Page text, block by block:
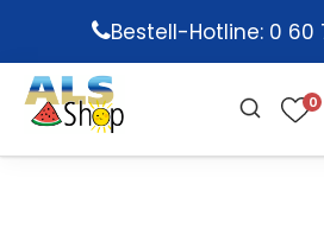
main
content
Bestell-Hotline: 0 60
0